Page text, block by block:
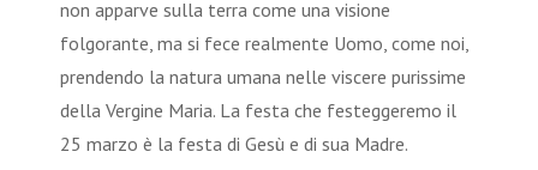
non apparve sulla terra come una visione
folgorante, ma si fece realmente Uomo, come noi,
prendendo la natura umana nelle viscere purissime
della Vergine Maria. La festa che festeggeremo il
25 marzo è la festa di Gesù e di sua Madre.